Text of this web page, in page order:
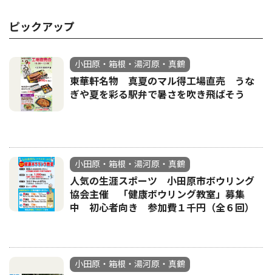
ピックアップ
小田原・箱根・湯河原・真鶴
東華軒名物 真夏のマル得工場直売 うな
ぎや夏を彩る駅弁で暑さを吹き飛ばそう
小田原・箱根・湯河原・真鶴
人気の生涯スポーツ 小田原市ボウリング
協会主催 「健康ボウリング教室」募集
中 初心者向き 参加費１千円（全６回）
小田原・箱根・湯河原・真鶴